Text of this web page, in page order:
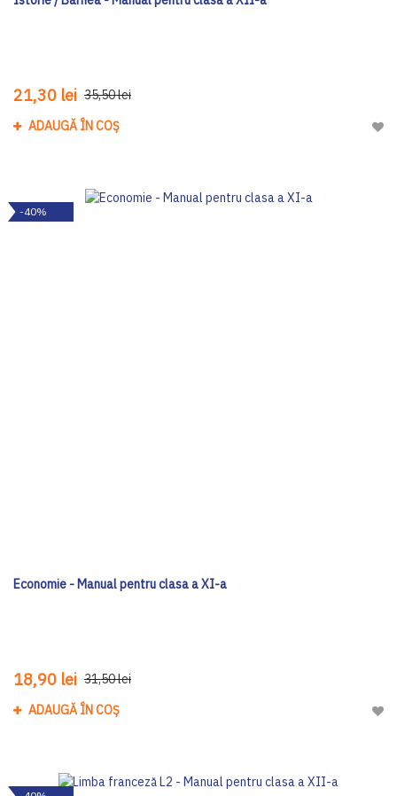
21,30 lei 35,50 lei
ADAUGĂ ÎN COȘ
-40%
Economie - Manual pentru clasa a XI-a
18,90 lei 31,50 lei
ADAUGĂ ÎN COȘ